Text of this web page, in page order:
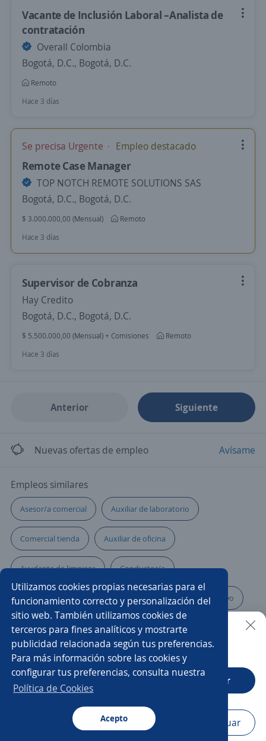
Utilizamos cookies propias necesarias para el
funcionamiento correcto y personalización del
sitio web. También utilizamos cookies de
terceros para fines analíticos y mostrarte
publicidad relacionada según tus preferencias.
Para más información sobre las cookies y
configurar tus preferencias, consulta nuestra
Política de Cookies
Acepto
Vacante de Inclusión Laboral –Analista de
contratación
Overall Colombia
Bogotá, D.C., Bogotá, D.C.
Remoto
Hace 3 días
Se precisa Urgente Empleo destacado
Remote Case Manager
TOP NOTCH REMOTE SOLUTIONS SAS
Bogotá, D.C., Bogotá, D.C.
$ 3.000.000,00 (Mensual)
Remoto
Hace 3 días
Supervisor de Cobranza
Hay Credito
Bogotá, D.C., Bogotá, D.C.
$ 5.500.000,00 (Mensual) + Comisiones
Remoto
Hace 3 días
Anterior Siguiente
Nuevas ofertas de empleo Avísame
Empleos similares
Asesor/a comercial Auxiliar de laboratorio
Comercial tienda Auxiliar de oficina
Ayudante de limpieza Conductor/a
Asistente/a contable Auxiliar contable y administrativo
Servicios generales Ejecutivo personal
Auxiliar de mercadeo Asesor/a servicio al cliente
Practicante de seguridad
Asistente de ventas
Buscar es más fácil en la app
CT App Abrir
Navegador Continuar